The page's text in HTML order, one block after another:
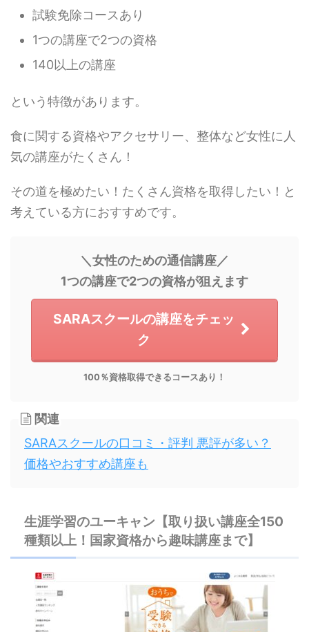
試験免除コースあり
1つの講座で2つの資格
140以上の講座
という特徴があります。
食に関する資格やアクセサリー、整体など女性に人
気の講座がたくさん！
その道を極めたい！たくさん資格を取得したい！と
考えている方におすすめです。
＼女性のための通信講座／
1つの講座で2つの資格が狙えます
SARAスクールの講座をチェッ
ク
100％資格取得できるコースあり！
関連
SARAスクールの口コミ・評判 悪評が多い？
価格やおすすめ講座も
生涯学習のユーキャン【取り扱い講座全150
種類以上！国家資格から趣味講座まで】